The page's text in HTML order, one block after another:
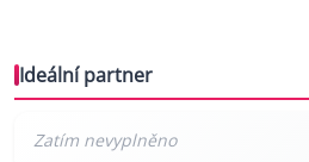
Ideální partner